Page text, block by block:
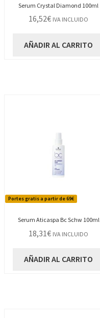
Serum Crystal Diamond 100ml
16,52€ IVA INCLUIDO
AÑADIR AL CARRITO
Portes gratis a partir de 69€
Serum Aticaspa Bc Schw 100ml
18,31€ IVA INCLUIDO
AÑADIR AL CARRITO